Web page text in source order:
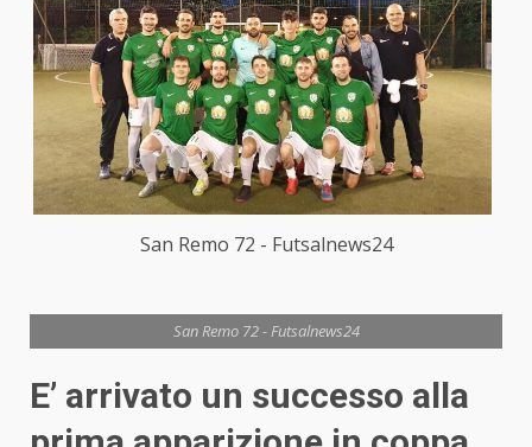
San Remo 72 - Futsalnews24
San Remo 72 - Futsalnews24
E’ arrivato un successo alla